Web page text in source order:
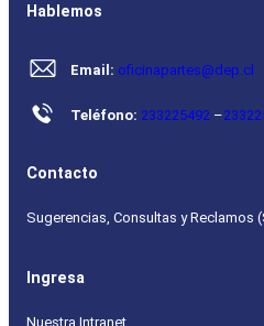
Hablemos
Email: oficinapartes@dep.cl
Teléfono: 233225492 –
Contacto
Sugerencias, Consultas y Reclamos
Ingresa
Nuestra Intranet